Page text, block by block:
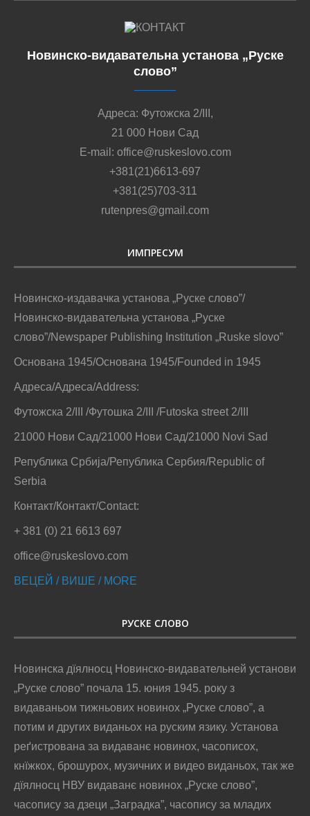
Новинско-видавательна установа „Руске
слово”
Адреса: Футожска 2/III,
21 000 Нови Сад
E-mail: office@ruskeslovo.com
+381(21)6613-697
+381(25)703-311
rutenpres@gmail.com
ИМПРЕСУМ
Новинско-издавачка установа „Руске слово”/
Новинско-видавательна установа „Руске
слово”/Newspaper Publishing Institution „Ruske slovo”
Основана 1945/Основана 1945/Founded in 1945
Адреса/Адреса/Address:
Футожска 2/III /Футошка 2/III /Futoska street 2/III
21000 Нови Сад/21000 Нови Сад/21000 Novi Sad
Република Србија/Република Сербия/Republic of
Serbia
Контакт/Контакт/Contact:
+ 381 (0) 21 6613 697
office@ruskeslovo.com
ВЕЦЕЙ / ВИШЕ / MORE
РУСКЕ СЛОВО
Новинска дїялносц Новинско-видавательней установи
„Руске слово” почала 15. юния 1945. року з
видаваньом тижньових новинох „Руске слово”, а
потим и других виданьох на руским язику. Установа
реґистрована за видаванє новинох, часописох,
кнїжкох, брошурох, музичних и видео виданьох, так же
дїялносц НВУ видаванє новинох „Руске слово”,
часопису за дзеци „Заградка”, часопису за младих